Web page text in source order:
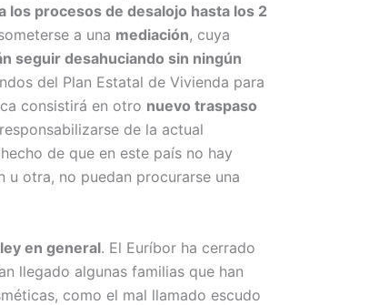
los procesos de desalojo hasta los 2
a una mediación, cuya
seguir desahuciando sin ningún
del Plan Estatal de Vivienda para
consistirá en otro nuevo traspaso
de la actual
de que en este país no hay
otra, no puedan procurarse una
en general. El Euríbor ha cerrado
llegado algunas familias que han
como el mal llamado escudo